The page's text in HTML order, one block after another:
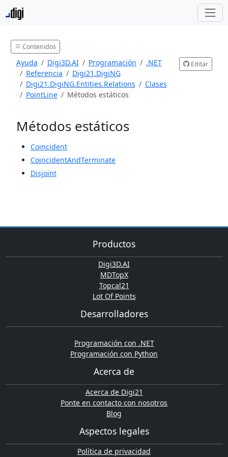
Contenidos
Ayuda Digi3D.AI Programación
.NET
Referencia
Digi21.DigiNG
Digi21.DigiNG.Entities.Relations
Clases
PointLine
Métodos estáticos
Editar
Métodos estáticos
Coincident
CoincidentAndTerminate
Disjoint
Productos
Digi3D.AI
MDTopX
Topcal21
Lot Of Points
Desarrolladores
Programación con .NET
Programación con Python
Acerca de
Acerca de Digi21
Ponte en contacto con nosotros
Blog
Aspectos legales
Política de privacidad